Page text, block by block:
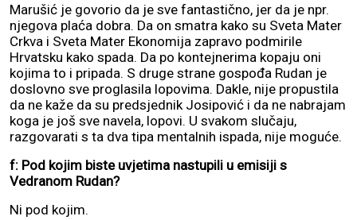
Marušić je govorio da je sve fantastično, jer da je npr.
njegova plaća dobra. Da on smatra kako su Sveta Mater
Crkva i Sveta Mater Ekonomija zapravo podmirile
Hrvatsku kako spada. Da po kontejnerima kopaju oni
kojima to i pripada. S druge strane gospođa Rudan je
doslovno sve proglasila lopovima. Dakle, nije propustila
da ne kaže da su predsjednik Josipović i da ne nabrajam
koga je još sve navela, lopovi. U svakom slučaju,
razgovarati s ta dva tipa mentalnih ispada, nije moguće.
f: Pod kojim biste uvjetima nastupili u emisiji s
Vedranom Rudan?
Ni pod kojim.